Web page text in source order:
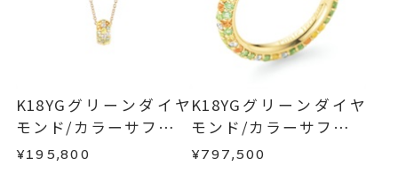
、
マルチカラー、
エタニティ 、
パヴェ
、
カラーストーン
お届け予定日はご注文から2営業日以内にメールに
商品の品質には万全を期しておりますが、万が一
不良品の場合、またはご注文のお品と異なる場合
は、早急に商品を交換させていただきます。
お手数ですが商品到着後7日間以内に、お電話また
はお問い合わせフォームよりご連絡ください。
この場合の返送料は弊社にて負担いたしますの
で、着払いにてご返送ください。
詳細はこちら
K18YGグリーンダイヤ
モンド/カラーサファイ
ア/ダイヤモンドネック
¥195,800
K18YGグリーンダイヤ
モンド/カラーサファイ
ア/ダイヤモンドリング
¥797,500